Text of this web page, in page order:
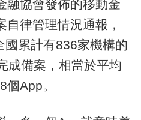
協會發佈的移動金
律管理情況通報，
累計有836家機構的
成備案，相當於平均
App。